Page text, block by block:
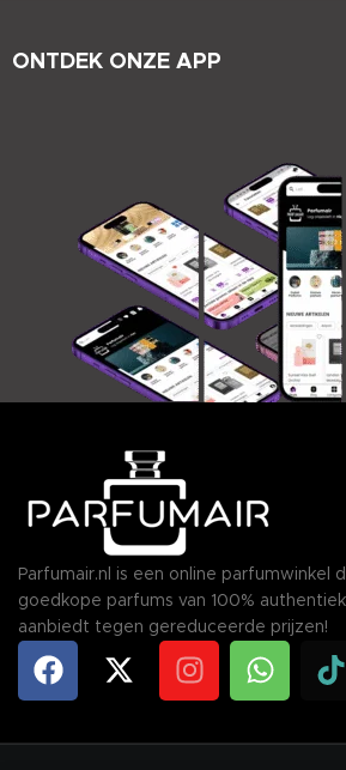
ONTDEK ONZE APP
Parfumair.nl is een online parfumwinkel
goedkope parfums van 100%
aanbiedt tegen gereduceerde prijzen!